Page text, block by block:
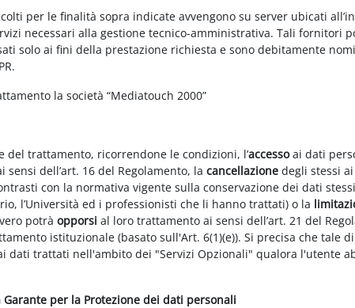
per le finalità sopra indicate avvengono su server ubicati
necessari alla gestione tecnico-amministrativa. Tali fornitori
solo ai fini della prestazione richiesta e sono debitamente
la società “Mediatouch 2000”
del trattamento, ricorrendone le condizioni, l’accessoai dati
sensi dell’art. 16 del Regolamento, lacancellazione degli stessi
con la normativa vigente sulla conservazione dei dati
l’Università ed i professionisti che li hanno trattati) o la
potràopporsi al loro trattamento ai sensi dell’art. 21 del
istituzionale (basato sull'Art. 6(1)(e)). Si precisa che tale
dati trattati nell'ambito dei "Servizi Opzionali" qualora l'utente
per la Protezione dei dati personali